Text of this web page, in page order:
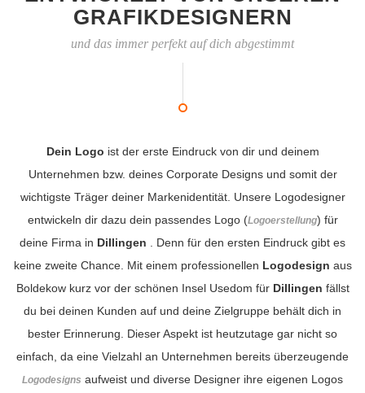
GRAFIKDESIGNERN
und das immer perfekt auf dich abgestimmt
Dein Logo ist der erste Eindruck von dir und deinem
Unternehmen bzw. deines Corporate Designs und somit der
wichtigste Träger deiner Markenidentität. Unsere Logodesigner
entwickeln dir dazu dein passendes Logo (Logoerstellung) für
deine Firma in Dillingen . Denn für den ersten Eindruck gibt es
keine zweite Chance. Mit einem professionellen Logodesign aus
Boldekow kurz vor der schönen Insel Usedom für Dillingen fällst
du bei deinen Kunden auf und deine Zielgruppe behält dich in
bester Erinnerung. Dieser Aspekt ist heutzutage gar nicht so
einfach, da eine Vielzahl an Unternehmen bereits überzeugende
Logodesigns aufweist und diverse Designer ihre eigenen Logos